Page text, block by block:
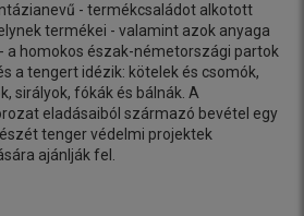
- termékcsaládot alkotott
termékei - valamint azok anyaga
a homokos észak-németországi partok
a tengert idézik: kötelek és csomók,
sirályok, fókák és bálnák. A
eladásaiból származó bevétel egy
tenger védelmi projektek
ajánlják fel.